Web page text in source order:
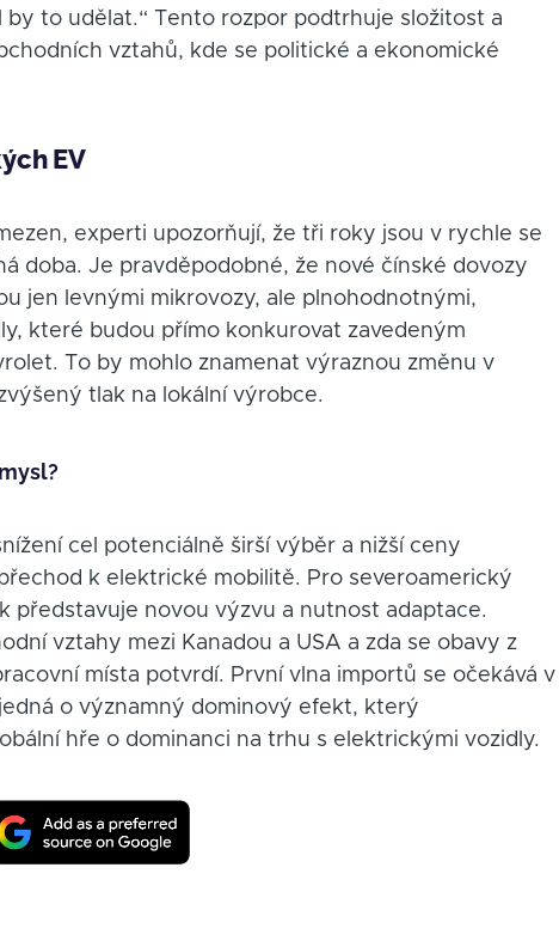
to udělat.“ Tento rozpor podtrhuje složitost a
vztahů, kde se politické a ekonomické
EV
experti upozorňují, že tři roky jsou v rychle se
doba. Je pravděpodobné, že nové čínské dovozy
jen levnými mikrovozy, ale plnohodnotnými,
které budou přímo konkurovat zavedeným
To by mohlo znamenat výraznou změnu v
tlak na lokální výrobce.
cel potenciálně širší výběr a nižší ceny
k elektrické mobilitě. Pro severoamerický
představuje novou výzvu a nutnost adaptace.
vztahy mezi Kanadou a USA a zda se obavy z
místa potvrdí. První vlna importů se očekává v
o významný dominový efekt, který
hře o dominanci na trhu s elektrickými vozidly.